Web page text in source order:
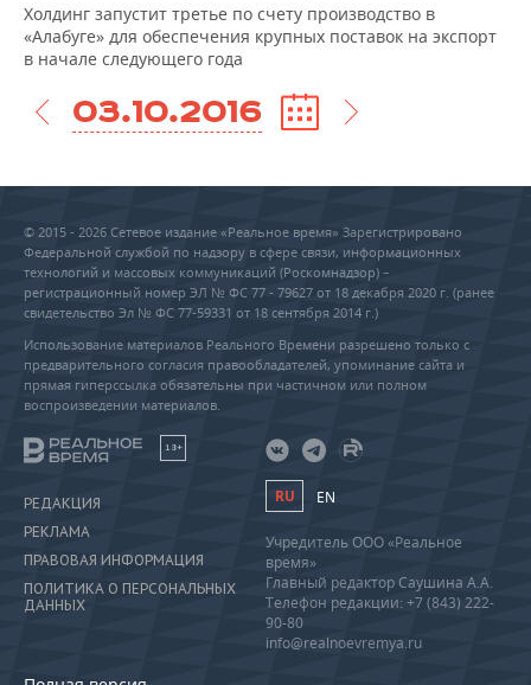
Холдинг запустит третье по счету производство в
«Алабуге» для обеспечения крупных поставок на экспорт
в начале следующего года
03.10.2016
© 2015 - 2026 Сетевое издание «Реальное время» Зарегистрировано
Федеральной службой по надзору в сфере связи, информационных
технологий и массовых коммуникаций (Роскомнадзор) –
регистрационный номер ЭЛ № ФС 77 - 79627 от 18 декабря 2020 г. (ранее
свидетельство Эл № ФС 77-59331 от 18 сентября 2014 г.)
Использование материалов Реального Времени разрешено только с
предварительного согласия правообладателей, упоминание сайта и
прямая гиперссылка обязательны при частичном или полном
воспроизведении материалов.
18+
РЕДАКЦИЯ
РЕКЛАМА
ПРАВОВАЯ ИНФОРМАЦИЯ
ПОЛИТИКА О ПЕРСОНАЛЬНЫХ
ДАННЫХ
RU EN
Учредитель ООО «Реальное
время»
Главный редактор Саушина А.А.
Телефон редакции: +7 (843) 222-
90-80
info@realnoevremya.ru